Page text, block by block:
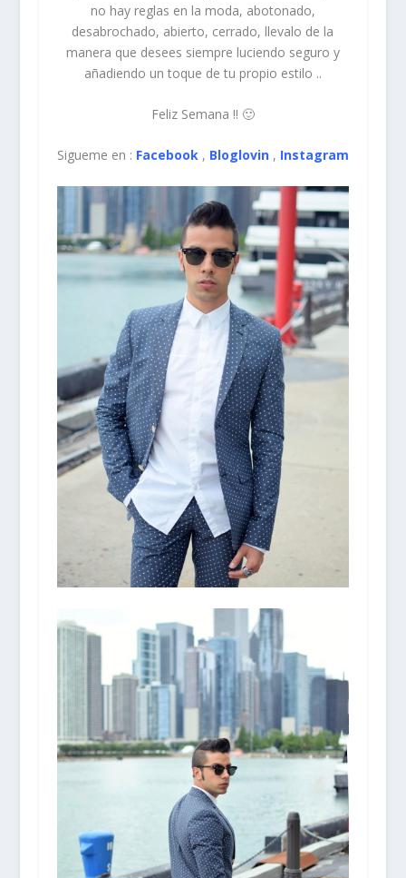
no hay reglas en la moda, abotonado,
desabrochado, abierto, cerrado, llevalo de la
manera que desees siempre luciendo seguro y
añadiendo un toque de tu propio estilo ..
Feliz Semana !! 🙂
Sigueme en : Facebook, Bloglovin, Instagram